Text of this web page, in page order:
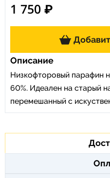
1 750 ₽
Описание
Низкофторовый парафин
60%. Идеален на старый
перемешанный с